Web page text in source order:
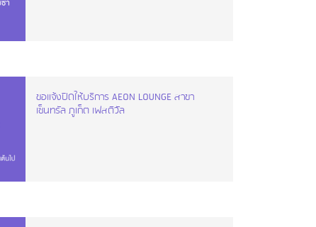
ขอแจ้งปิดให้บริการ AEON LOUNGE สาขา
เซ็นทรัล ภูเก็ต เฟสติวัล